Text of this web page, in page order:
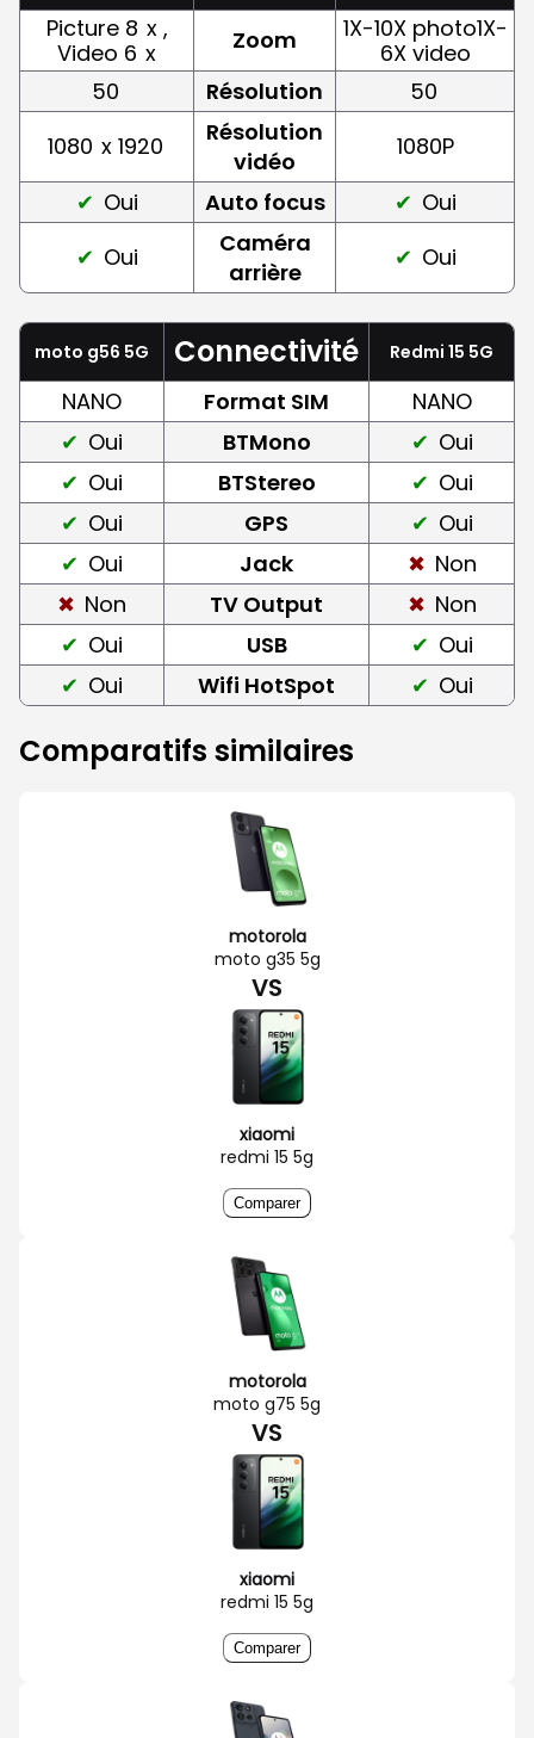
Picture 8 x ,
Video 6 x Zoom
1X-10X photo1X-
6X video
50
Résolution
50
1080 x 1920
Résolution
vidéo
1080P
Oui
Auto focus
Oui
Oui
Caméra
arrière
Oui
moto g56 5G Connectivité Redmi 15 5G
NANO Format SIM
NANO
Oui
BTMono
Oui
Oui
BTStereo
Oui
Oui
GPS
Oui
Oui
Jack
Non
Non
TV Output
Non
Oui
USB
Oui
Oui
Wifi HotSpot Oui
Comparatifs similaires
motorola
moto g35 5g
VS
xiaomi
redmi 15 5g
Comparer
motorola
moto g75 5g
VS
xiaomi
redmi 15 5g
Comparer